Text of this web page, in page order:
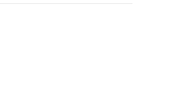
campeonato es el